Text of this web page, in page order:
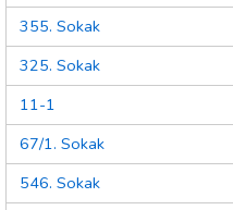
355. Sokak
325. Sokak
11-1
67/1. Sokak
546. Sokak